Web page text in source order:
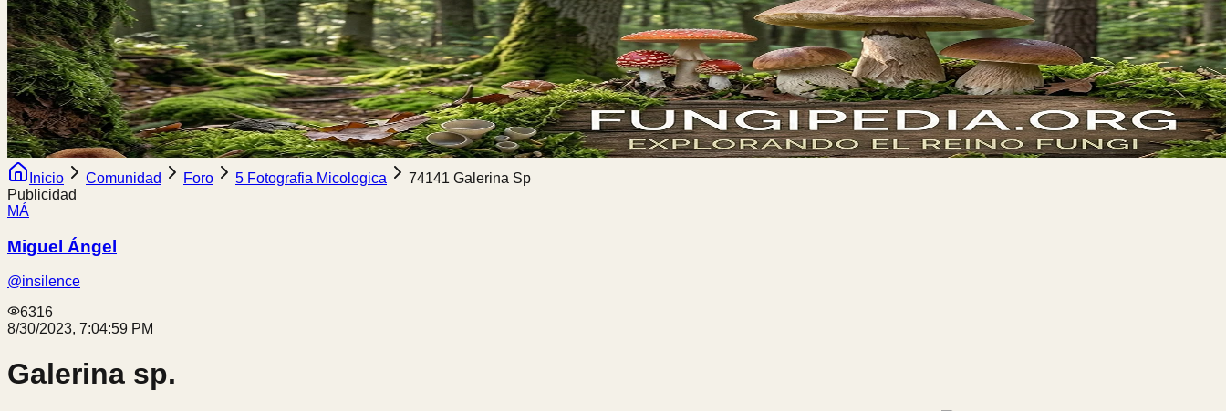
Inicio Comunidad Foro 5 Fotografia Micologica
74141 Galerina Sp
Publicidad
MÁ
Miguel Ángel
@insilence
6316
8/30/2023, 7:04:59 PM
Galerina sp.